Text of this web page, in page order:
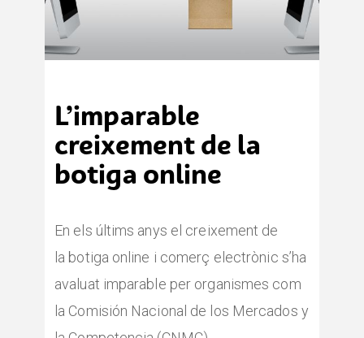
L’imparable
creixement de la
botiga online
En els últims anys el creixement de
la botiga online i comerç electrònic s’ha
avaluat imparable per organismes com
la Comisión Nacional de los Mercados y